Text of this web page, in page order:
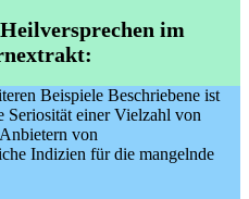
im
:
Beispiele Beschriebene ist
Seriosität einer Vielzahl von
von
Indizien für die mangelnde